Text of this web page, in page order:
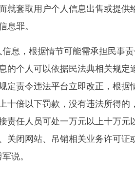
就套取用户个人信息出售或提供
息罪。
，根据情节可能需承担民事责
的个人可以依据民法典相关规
定责令违法平台立即改正，根
十倍以下罚款，没有违法所得的
责任人员可处一万元以上十万
关闭网站、吊销相关业务许可
说。